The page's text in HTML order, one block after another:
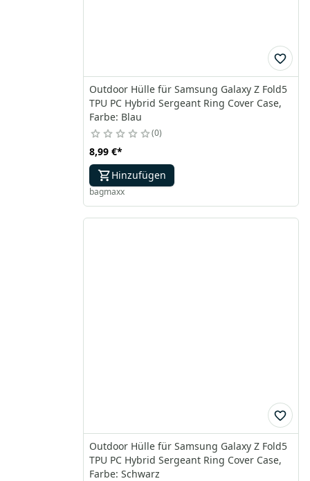
Outdoor Hülle für Samsung Galaxy Z Fold5
TPU PC Hybrid Sergeant Ring Cover Case,
Farbe: Blau
0
8,99 €*
Hinzufügen
bagmaxx
Outdoor Hülle für Samsung Galaxy Z Fold5
TPU PC Hybrid Sergeant Ring Cover Case,
Farbe: Schwarz